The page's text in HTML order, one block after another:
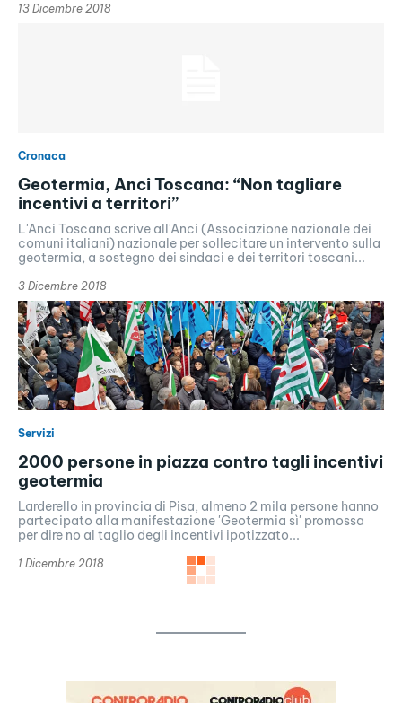
13 Dicembre 2018
Cronaca
Geotermia, Anci Toscana: “Non tagliare
incentivi a territori”
L'Anci Toscana scrive all'Anci (Associazione nazionale dei
comuni italiani) nazionale per sollecitare un intervento sulla
geotermia, a sostegno dei sindaci e dei territori toscani...
3 Dicembre 2018
Servizi
2000 persone in piazza contro tagli incentivi
geotermia
Larderello in provincia di Pisa, almeno 2 mila persone hanno
partecipato alla manifestazione 'Geotermia sì' promossa
per dire no al taglio degli incentivi ipotizzato...
1 Dicembre 2018